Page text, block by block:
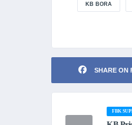
KB BORA
SHARE ON
FBK